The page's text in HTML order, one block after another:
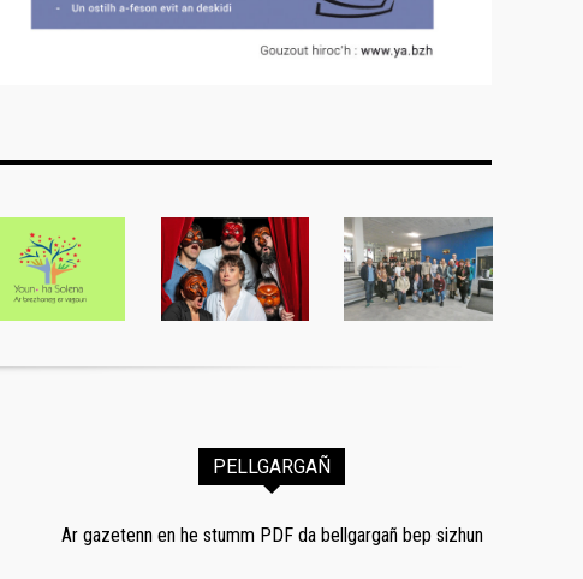
PELLGARGAÑ
Ar gazetenn en he stumm PDF da bellgargañ bep sizhun